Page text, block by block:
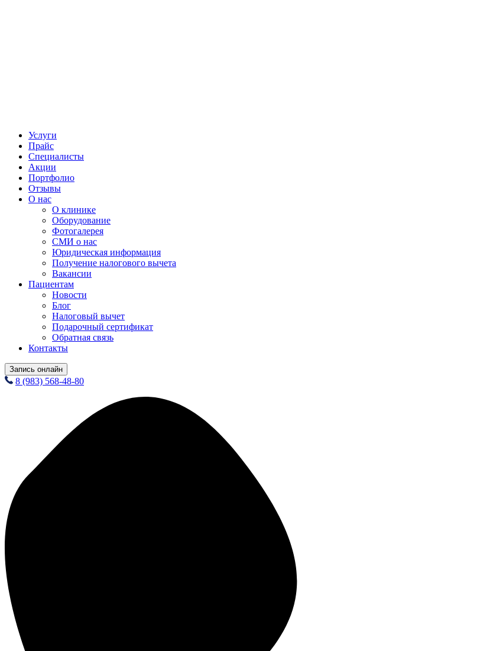
Услуги
Прайс
Специалисты
Акции
Портфолио
Отзывы
О нас
О клинике
Оборудование
Фотогалерея
СМИ о нас
Юридическая информация
Получение налогового вычета
Вакансии
Пациентам
Новости
Блог
Налоговый вычет
Подарочный сертификат
Обратная связь
Контакты
Запись онлайн
8 (983) 568-48-80